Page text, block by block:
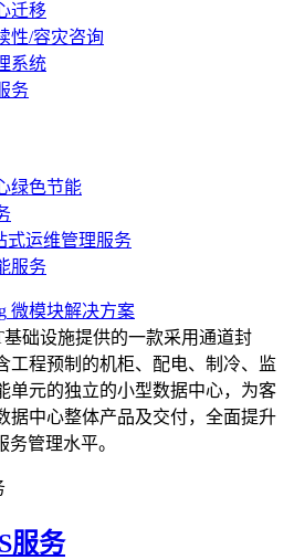
迁移
性/容灾咨询
系统
务
绿色节能
式运维管理服务
服务
微模块解决方案
基础设施提供的一款采用通道封
工程预制的机柜、配电、制冷、监
单元的独立的小型数据中心，为客
据中心整体产品及交付，全面提升
务管理水平。
服务